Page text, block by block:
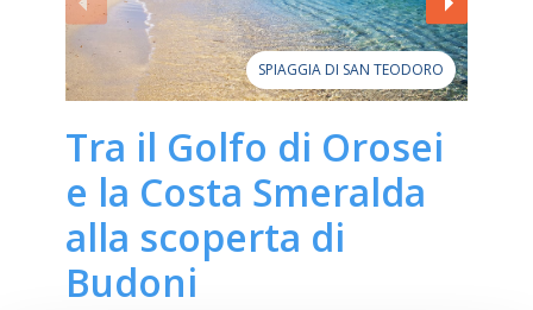
SPIAGGIA DI SAN TEODORO
Tra il Golfo di Orosei
e la Costa Smeralda
alla scoperta di
Budoni